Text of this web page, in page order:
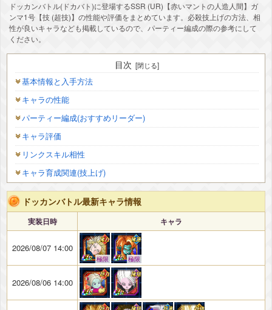
ドッカンバトル(ドカバト)に登場するSSR (UR)【赤いマントの人造人間】ガ
ンマ1号【技 (超技)】の性能や評価をまとめています。必殺技上げの方法、相
性が良いキャラなども掲載しているので、パーティー編成の際の参考にして
ください。
目次
基本情報と入手方法
キャラの性能
パーティー編成(おすすめリーダー)
キャラ評価
リンクスキル相性
キャラ育成関連(技上げ)
ドッカンバトル最新キャラ情報
実装日時 キャラ
2026/08/07 14:00
極限 極限
2026/08/06 14:00